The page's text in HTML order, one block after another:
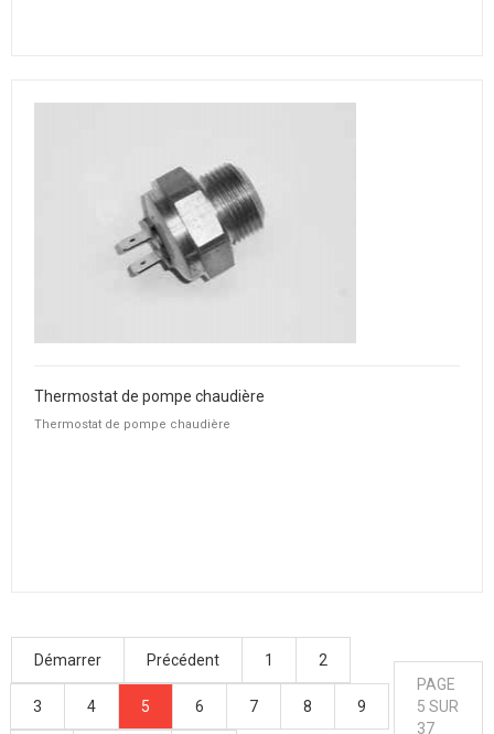
Thermostat de pompe chaudière
Thermostat de pompe chaudière
Démarrer Précédent 1 2
3 4 5 6 7 8 9
PAGE
5 SUR
37